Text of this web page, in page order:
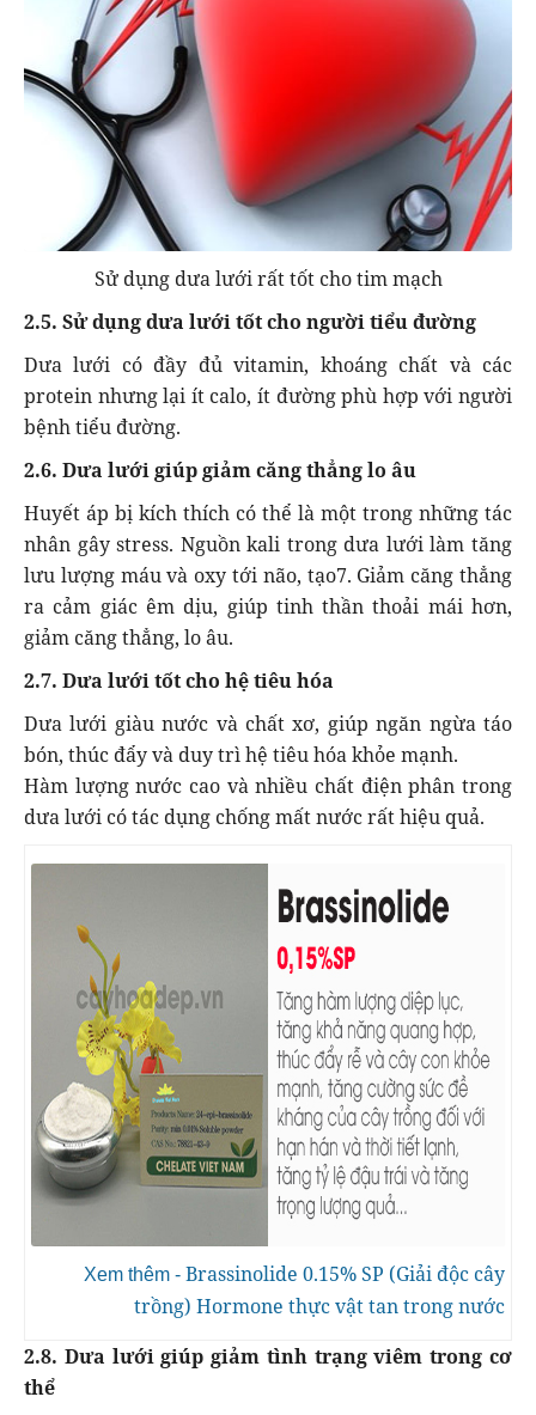
Sử dụng dưa lưới rất tốt cho tim mạch
2.5. Sử dụng dưa lưới tốt cho người tiểu đường
Dưa lưới có đầy đủ vitamin, khoáng chất và các
protein nhưng lại ít calo, ít đường phù hợp với người
bệnh tiểu đường.
2.6. Dưa lưới giúp giảm căng thẳng lo âu
Huyết áp bị kích thích có thể là một trong những tác
nhân gây stress. Nguồn kali trong dưa lưới làm tăng
lưu lượng máu và oxy tới não, tạo7. Giảm căng thẳng
ra cảm giác êm dịu, giúp tinh thần thoải mái hơn,
giảm căng thẳng, lo âu.
2.7. Dưa lưới tốt cho hệ tiêu hóa
Dưa lưới giàu nước và chất xơ, giúp ngăn ngừa táo
bón, thúc đẩy và duy trì hệ tiêu hóa khỏe mạnh.
Hàm lượng nước cao và nhiều chất điện phân trong
dưa lưới có tác dụng chống mất nước rất hiệu quả.
Xem thêm - Brassinolide 0.15% SP (Giải độc cây
trồng) Hormone thực vật tan trong nước
2.8. Dưa lưới giúp giảm tình trạng viêm trong cơ
thể